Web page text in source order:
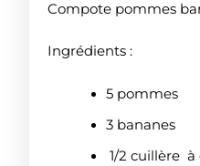
Compote pommes
Ingrédients :
5 pommes
3 bananes
1/2 cuillère